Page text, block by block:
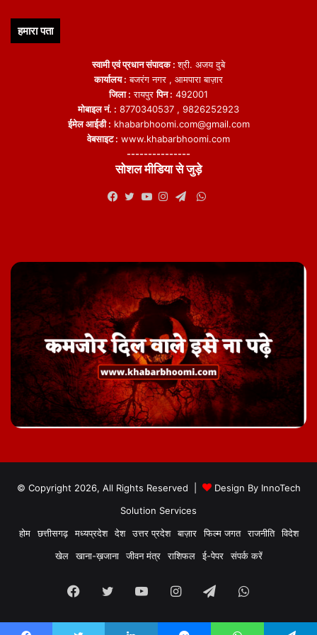
हमारा पता
स्वामी एवं प्रधान संपादक :श्री. अजय दुबे
कार्यालय : बजरंग नगर , आमपारा बाज़ार
जिला : रायपुरपिन : 492001
मोबाइल नं. : 8770340537 , 9826252923
ईमेल आईडी : khabarbhoomi.com@gmail.com
वेबसाइट : www.khabarbhoomi.com
---------------
सोशल मीडिया से जुड़े
WhatsApp
© Copyright 2026, All Rights Reserved | Design By InnoTech
Solution Services
होम
छत्तीसगढ़ मध्यप्रदेश देश उत्तर प्रदेश बाज़ार फिल्म जगत राजनीति
विदेश
खेल
खाना-ख़जाना जीवन मंत्र राशिफल ई-पेपर संपर्क करें
Facebook
TwitterYouTubeInstagram
TelegramWhatsApp